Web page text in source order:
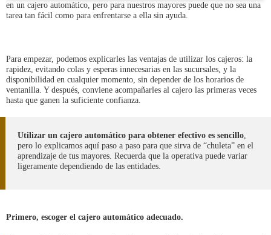
en un cajero automático, pero para nuestros mayores puede que no sea una
tarea tan fácil como para enfrentarse a ella sin ayuda.
Para empezar, podemos explicarles las ventajas de utilizar los cajeros: la
rapidez, evitando colas y esperas innecesarias en las sucursales, y la
disponibilidad en cualquier momento, sin depender de los horarios de
ventanilla. Y después, conviene acompañarles al cajero las primeras veces
hasta que ganen la suficiente confianza.
Utilizar un cajero automático para obtener efectivo es sencillo,
pero lo explicamos aquí paso a paso para que sirva de “chuleta” en el
aprendizaje de tus mayores. Recuerda que la operativa puede variar
ligeramente dependiendo de las entidades.
Primero, escoger el cajero automático adecuado.